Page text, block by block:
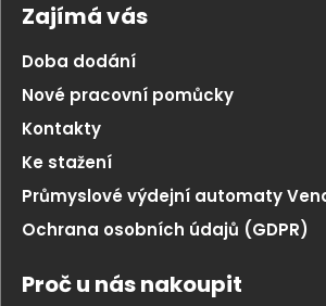
Zajímá vás
Doba dodání
Nové pracovní pomůcky
Kontakty
Ke stažení
Průmyslové výdejní automaty
Ochrana osobních údajů (GDPR)
Proč u nás nakoupit